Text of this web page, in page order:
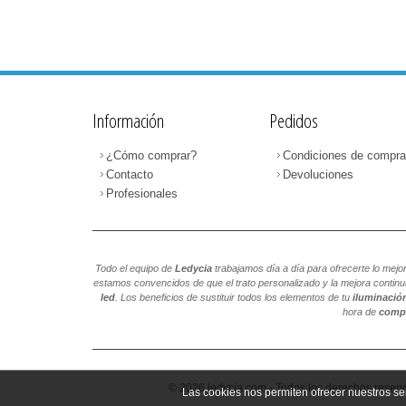
Información
¿Cómo comprar?
Contacto
Profesionales
Pedidos
Condiciones de compra
Devoluciones
Todo el equipo de Ledyciatrabajamos día a día para ofrecerte lo
estamos convencidos de que el trato personalizado y la mejora
led. Los beneficios de sustituir todos los elementos de tu
hora de
© 2026 ledycia.com - Todos los derechos
Las cookies nos permiten ofrecer nuestros